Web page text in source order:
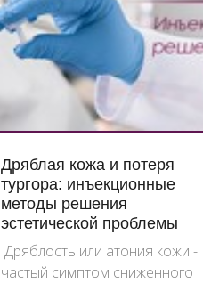
Дряблая кожа и потеря
тургора: инъекционные
методы решения
эстетической проблемы
Дряблость или атония кожи -
частый симптом сниженного